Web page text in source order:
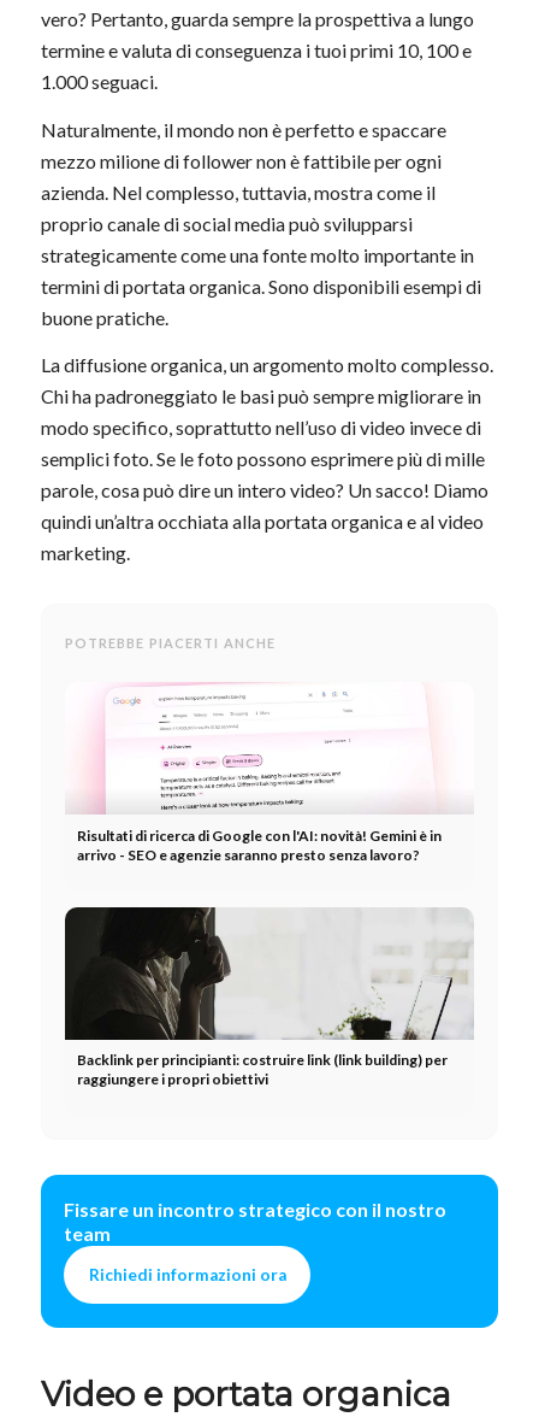
vero? Pertanto, guarda sempre la prospettiva a lungo
termine e valuta di conseguenza i tuoi primi 10, 100 e
1.000 seguaci.
Naturalmente, il mondo non è perfetto e spaccare
mezzo milione di follower non è fattibile per ogni
azienda. Nel complesso, tuttavia, mostra come il
proprio canale di social media può svilupparsi
strategicamente come una fonte molto importante in
termini di portata organica. Sono disponibili esempi di
buone pratiche.
La diffusione organica, un argomento molto complesso.
Chi ha padroneggiato le basi può sempre migliorare in
modo specifico, soprattutto nell’uso di video invece di
semplici foto. Se le foto possono esprimere più di mille
parole, cosa può dire un intero video? Un sacco! Diamo
quindi un’altra occhiata alla portata organica e al video
marketing.
POTREBBE PIACERTI ANCHE
Risultati di ricerca di Google con l'AI: novità! Gemini è in
arrivo - SEO e agenzie saranno presto senza lavoro?
Backlink per principianti: costruire link (link building) per
raggiungere i propri obiettivi
Fissare un incontro strategico con il nostro
team
Richiedi informazioni ora
Video e portata organica